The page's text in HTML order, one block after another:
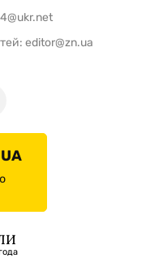
editor@zn.ua